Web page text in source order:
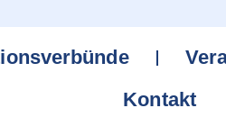
Kontakt